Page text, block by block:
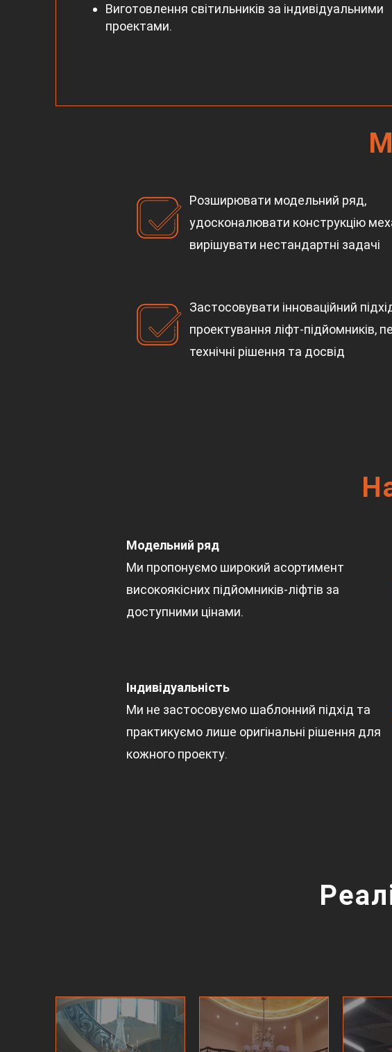
Виготовлення світильників за індивідуальними
проектами.
Розширювати модельний ряд,
удосконалювати конструкцію
вирішувати нестандартні задачі
Застосовувати інноваційний
проектування ліфт-підйомників,
технічні рішення та досвід
Модельний ряд
Ми пропонуємо широкий асортимент
високоякісних підйомників-ліфтів за
доступними цінами.
Індивідуальність
Ми не застосовуємо шаблонний підхід та
практикуємо лише оригінальні рішення для
кожного проекту.